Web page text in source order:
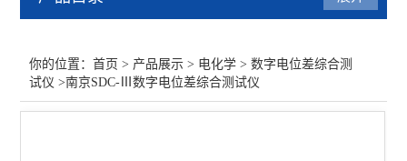
电化学工作站
你的位置：首页 > 产品展示 > 电化学 >数字电位差综合测
试仪 >南京SDC-Ⅲ数字电位差综合测试仪